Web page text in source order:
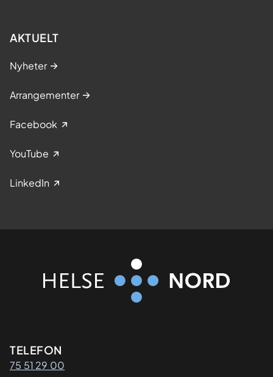
AKTUELT
Nyheter
Arrangementer
Facebook
YouTube
LinkedIn
Kontaktinformasjon
TELEFON
75 51 29 00